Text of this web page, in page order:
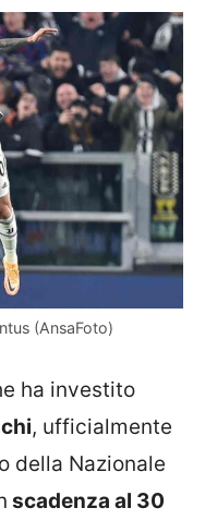
(AnsaFoto)
ha investito
, ufficialmente
della Nazionale
scadenza al 30